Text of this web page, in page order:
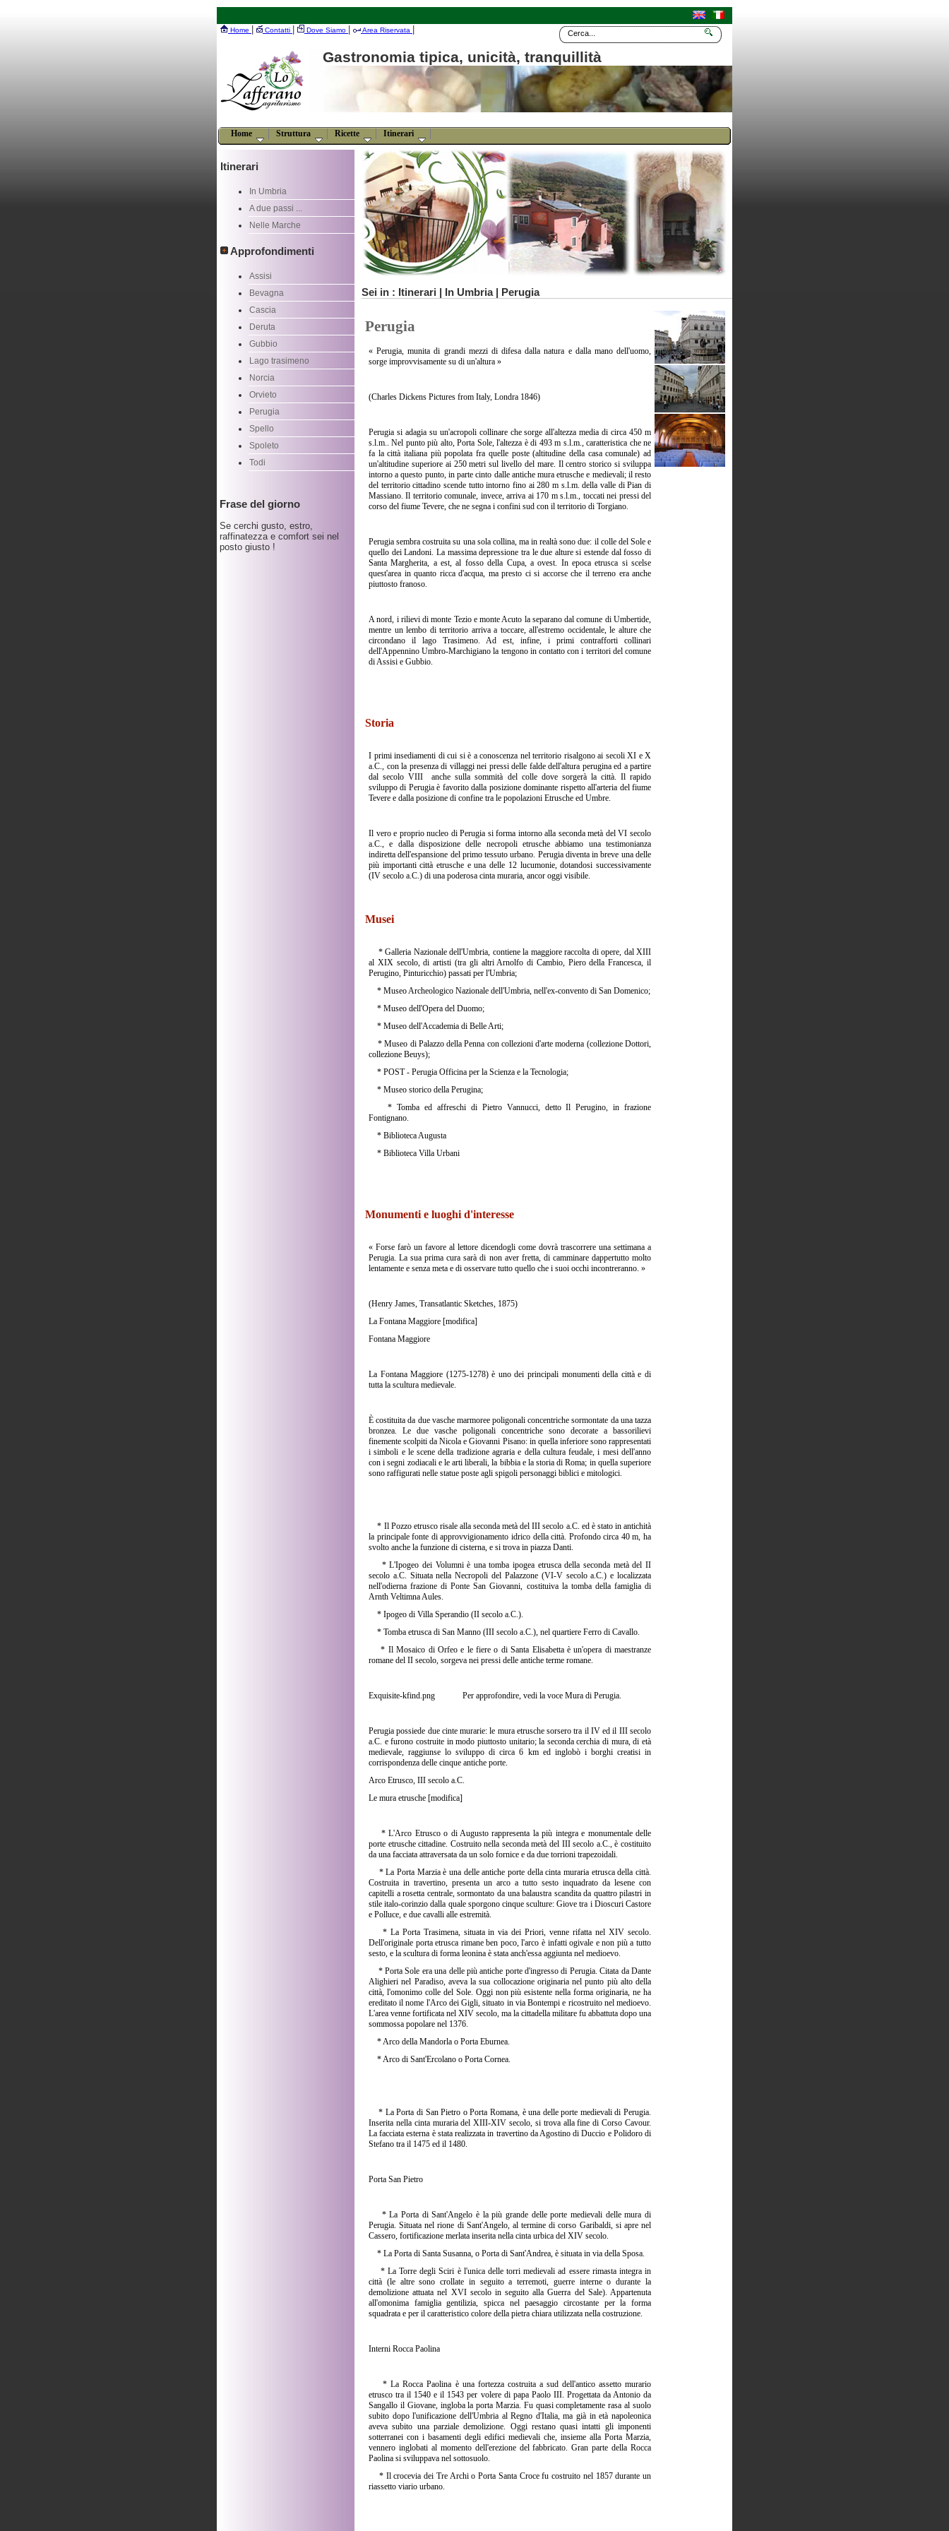
Home Contatti Dove Siamo Area Riservata
Gastronomia tipica, unicità, tranquillità
Home Struttura Ricette Itinerari
Sei in : Itinerari | In Umbria | Perugia
Perugia
« Perugia, munita di grandi mezzi di difesa dalla natura e dalla mano dell'uomo,
sorge improvvisamente su di un'altura »
(Charles Dickens Pictures from Italy, Londra 1846)
Perugia si adagia su un'acropoli collinare che sorge all'altezza media di circa 450 m
s.l.m.. Nel punto più alto, Porta Sole, l'altezza è di 493 m s.l.m., caratteristica che ne
fa la città italiana più popolata fra quelle poste (altitudine della casa comunale) ad
un'altitudine superiore ai 250 metri sul livello del mare. Il centro storico si sviluppa
intorno a questo punto, in parte cinto dalle antiche mura etrusche e medievali; il resto
del territorio cittadino scende tutto intorno fino ai 280 m s.l.m. della valle di Pian di
Massiano. Il territorio comunale, invece, arriva ai 170 m s.l.m., toccati nei pressi del
corso del fiume Tevere, che ne segna i confini sud con il territorio di Torgiano.
Perugia sembra costruita su una sola collina, ma in realtà sono due: il colle del Sole e
quello dei Landoni. La massima depressione tra le due alture si estende dal fosso di
Santa Margherita, a est, al fosso della Cupa, a ovest. In epoca etrusca si scelse
quest'area in quanto ricca d'acqua, ma presto ci si accorse che il terreno era anche
piuttosto franoso.
A nord, i rilievi di monte Tezio e monte Acuto la separano dal comune di Umbertide,
mentre un lembo di territorio arriva a toccare, all'estremo occidentale, le alture che
circondano il lago Trasimeno. Ad est, infine, i primi contrafforti collinari
dell'Appennino Umbro-Marchigiano la tengono in contatto con i territori del comune
di Assisi e Gubbio.
Storia
I primi insediamenti di cui si è a conoscenza nel territorio risalgono ai secoli XI e X
a.C., con la presenza di villaggi nei pressi delle falde dell'altura perugina ed a partire
dal secolo VIII
anche sulla sommità del colle dove sorgerà la città. Il rapido
sviluppo di Perugia è favorito dalla posizione dominante rispetto all'arteria del fiume
Tevere e dalla posizione di confine tra le popolazioni Etrusche ed Umbre.
Il vero e proprio nucleo di Perugia si forma intorno alla seconda metà del VI secolo
a.C., e dalla disposizione delle necropoli etrusche abbiamo una testimonianza
indiretta dell'espansione del primo tessuto urbano. Perugia diventa in breve una delle
più importanti città etrusche e una delle 12 lucumonie, dotandosi successivamente
(IV secolo a.C.) di una poderosa cinta muraria, ancor oggi visibile.
Musei
* Galleria Nazionale dell'Umbria, contiene la maggiore raccolta di opere, dal XIII
al XIX secolo, di artisti (tra gli altri Arnolfo di Cambio, Piero della Francesca, il
Perugino, Pinturicchio) passati per l'Umbria;
* Museo Archeologico Nazionale dell'Umbria, nell'ex-convento di San Domenico;
* Museo dell'Opera del Duomo;
* Museo dell'Accademia di Belle Arti;
* Museo di Palazzo della Penna con collezioni d'arte moderna (collezione Dottori,
collezione Beuys);
* POST - Perugia Officina per la Scienza e la Tecnologia;
* Museo storico della Perugina;
* Tomba ed affreschi di Pietro Vannucci, detto Il Perugino, in frazione
Fontignano.
* Biblioteca Augusta
* Biblioteca Villa Urbani
Monumenti e luoghi d'interesse
« Forse farò un favore al lettore dicendogli come dovrà trascorrere una settimana a
Perugia. La sua prima cura sarà di non aver fretta, di camminare dappertutto molto
lentamente e senza meta e di osservare tutto quello che i suoi occhi incontreranno. »
(Henry James, Transatlantic Sketches, 1875)
La Fontana Maggiore [modifica]
Fontana Maggiore
La Fontana Maggiore (1275-1278) è uno dei principali monumenti della città e di
tutta la scultura medievale.
È costituita da due vasche marmoree poligonali concentriche sormontate da una tazza
bronzea. Le due vasche poligonali concentriche sono decorate a bassorilievi
finemente scolpiti da Nicola e Giovanni Pisano: in quella inferiore sono rappresentati
i simboli e le scene della tradizione agraria e della cultura feudale, i mesi dell'anno
con i segni zodiacali e le arti liberali, la bibbia e la storia di Roma; in quella superiore
sono raffigurati nelle statue poste agli spigoli personaggi biblici e mitologici.
* Il Pozzo etrusco risale alla seconda metà del III secolo a.C. ed è stato in antichità
la principale fonte di approvvigionamento idrico della città. Profondo circa 40 m, ha
svolto anche la funzione di cisterna, e si trova in piazza Danti.
* L'Ipogeo dei Volumni è una tomba ipogea etrusca della seconda metà del II
secolo a.C. Situata nella Necropoli del Palazzone (VI-V secolo a.C.) e localizzata
nell'odierna frazione di Ponte San Giovanni, costituiva la tomba della famiglia di
Arnth Veltimna Aules.
* Ipogeo di Villa Sperandio (II secolo a.C.).
* Tomba etrusca di San Manno (III secolo a.C.), nel quartiere Ferro di Cavallo.
* Il Mosaico di Orfeo e le fiere o di Santa Elisabetta è un'opera di maestranze
romane del II secolo, sorgeva nei pressi delle antiche terme romane.
Exquisite-kfind.png Per approfondire, vedi la voce Mura di Perugia.
Perugia possiede due cinte murarie: le mura etrusche sorsero tra il IV ed il III secolo
a.C. e furono costruite in modo piuttosto unitario; la seconda cerchia di mura, di età
medievale, raggiunse lo sviluppo di circa 6 km ed inglobò i borghi creatisi in
corrispondenza delle cinque antiche porte.
Arco Etrusco, III secolo a.C.
Le mura etrusche [modifica]
* L'Arco Etrusco o di Augusto rappresenta la più integra e monumentale delle
porte etrusche cittadine. Costruito nella seconda metà del III secolo a.C., è costituito
da una facciata attraversata da un solo fornice e da due torrioni trapezoidali.
* La Porta Marzia è una delle antiche porte della cinta muraria etrusca della città.
Costruita in travertino, presenta un arco a tutto sesto inquadrato da lesene con
capitelli a rosetta centrale, sormontato da una balaustra scandita da quattro pilastri in
stile italo-corinzio dalla quale sporgono cinque sculture: Giove tra i Dioscuri Castore
e Polluce, e due cavalli alle estremità.
* La Porta Trasimena, situata in via dei Priori, venne rifatta nel XIV secolo.
Dell'originale porta etrusca rimane ben poco, l'arco è infatti ogivale e non più a tutto
sesto, e la scultura di forma leonina è stata anch'essa aggiunta nel medioevo.
* Porta Sole era una delle più antiche porte d'ingresso di Perugia. Citata da Dante
Alighieri nel Paradiso, aveva la sua collocazione originaria nel punto più alto della
città, l'omonimo colle del Sole. Oggi non più esistente nella forma originaria, ne ha
ereditato il nome l'Arco dei Gigli, situato in via Bontempi e ricostruito nel medioevo.
L'area venne fortificata nel XIV secolo, ma la cittadella militare fu abbattuta dopo una
sommossa popolare nel 1376.
* Arco della Mandorla o Porta Eburnea.
* Arco di Sant'Ercolano o Porta Cornea.
* La Porta di San Pietro o Porta Romana, è una delle porte medievali di Perugia.
Inserita nella cinta muraria del XIII-XIV secolo, si trova alla fine di Corso Cavour.
La facciata esterna è stata realizzata in travertino da Agostino di Duccio e Polidoro di
Stefano tra il 1475 ed il 1480.
Porta San Pietro
* La Porta di Sant'Angelo è la più grande delle porte medievali delle mura di
Perugia. Situata nel rione di Sant'Angelo, al termine di corso Garibaldi, si apre nel
Cassero, fortificazione merlata inserita nella cinta urbica del XIV secolo.
* La Porta di Santa Susanna, o Porta di Sant'Andrea, è situata in via della Sposa.
* La Torre degli Sciri è l'unica delle torri medievali ad essere rimasta integra in
città (le altre sono crollate in seguito a terremoti, guerre interne o durante la
demolizione attuata nel XVI secolo in seguito alla Guerra del Sale). Appartenuta
all'omonima famiglia gentilizia, spicca nel paesaggio circostante per la forma
squadrata e per il caratteristico colore della pietra chiara utilizzata nella costruzione.
Interni Rocca Paolina
* La Rocca Paolina è una fortezza costruita a sud dell'antico assetto murario
etrusco tra il 1540 e il 1543 per volere di papa Paolo III. Progettata da Antonio da
Sangallo il Giovane, ingloba la porta Marzia. Fu quasi completamente rasa al suolo
subito dopo l'unificazione dell'Umbria al Regno d'Italia, ma già in età napoleonica
aveva subito una parziale demolizione. Oggi restano quasi intatti gli imponenti
sotterranei con i basamenti degli edifici medievali che, insieme alla Porta Marzia,
vennero inglobati al momento dell'erezione del fabbricato. Gran parte della Rocca
Paolina si sviluppava nel sottosuolo.
* Il crocevia dei Tre Archi o Porta Santa Croce fu costruito nel 1857 durante un
riassetto viario urbano.
Itinerari
In Umbria
A due passi ...
Nelle Marche
Approfondimenti
Assisi
Bevagna
Cascia
Deruta
Gubbio
Lago trasimeno
Norcia
Orvieto
Perugia
Spello
Spoleto
Todi
Frase del giorno
Se cerchi gusto, estro,
raffinatezza e comfort sei nel
posto giusto !